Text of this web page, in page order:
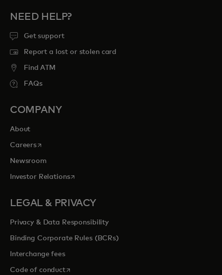
NEED HELP?
Get support
Report a lost or stolen card
Find ATM
FAQs
COMPANY
About
Careersopens in a new tab
Newsroom
Investor Relationsopens in a new tab
LEGAL & PRIVACY
Privacy & Data Responsibility
Binding Corporate Rules (BCRs)
Interchange fees
Code of conductopens in a new tab